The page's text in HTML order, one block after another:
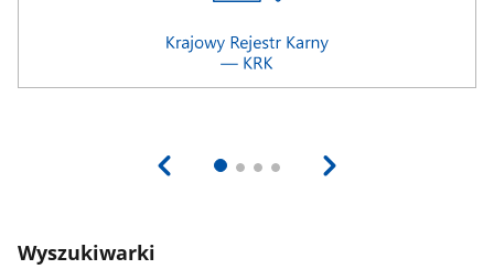
Wyszukiwarki